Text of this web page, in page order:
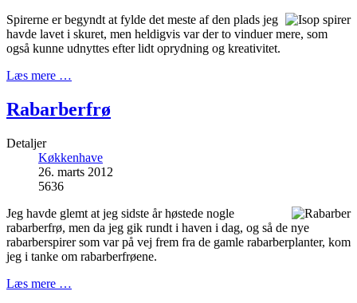
Spirerne er begyndt at fylde det meste af den plads jeg
havde lavet i skuret, men heldigvis var der to vinduer mere, som
også kunne udnyttes efter lidt oprydning og kreativitet.
Læs mere …
Rabarberfrø
Detaljer
Køkkenhave
26. marts 2012
5636
Jeg havde glemt at jeg sidste år høstede nogle
rabarberfrø, men da jeg gik rundt i haven i dag, og så de nye
rabarberspirer som var på vej frem fra de gamle rabarberplanter, kom
jeg i tanke om rabarberfrøene.
Læs mere …